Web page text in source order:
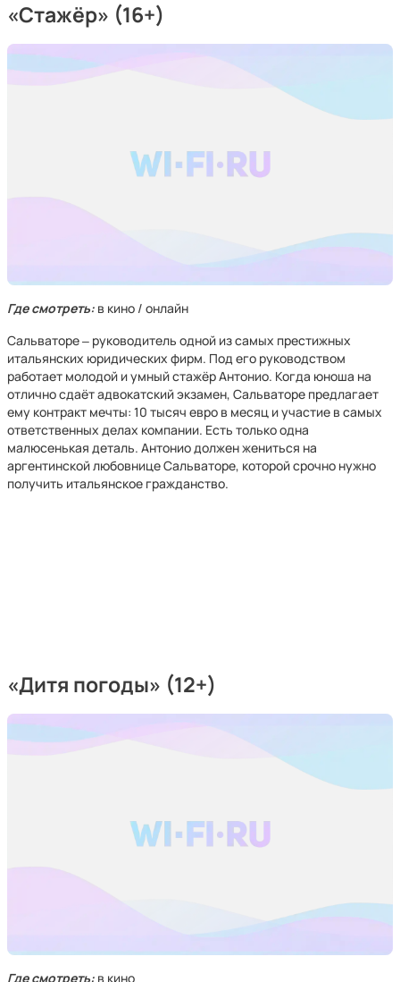
«Стажёр» (16+)
Где смотреть: в кино / онлайн
Сальваторе ‒ руководитель одной из самых престижных
итальянских юридических фирм. Под его руководством
работает молодой и умный стажёр Антонио. Когда юноша на
отлично сдаёт адвокатский экзамен, Сальваторе предлагает
ему контракт мечты: 10 тысяч евро в месяц и участие в самых
ответственных делах компании. Есть только одна
малюсенькая деталь. Антонио должен жениться на
аргентинской любовнице Сальваторе, которой срочно нужно
получить итальянское гражданство.
«Дитя погоды» (12+)
Где смотреть: в кино